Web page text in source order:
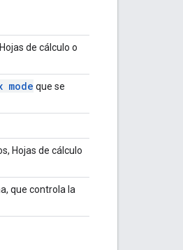
de cálculo o
mode que se
Hojas de cálculo
que controla la